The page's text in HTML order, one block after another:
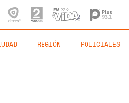
REGIÓN POLICIALES